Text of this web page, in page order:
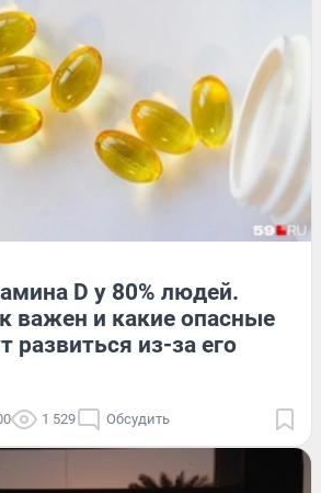
D у 80% людей.
важен и какие опасные
развиться из-за его
1 529 Обсудить